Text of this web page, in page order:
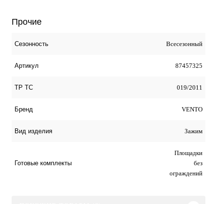
Прочие
Сезонность Всесезонный
Артикул 87457325
ТР ТС 019/2011
Бренд VENTO
Вид изделия Зажим
Готовые комплекты
Площадки
без
ограждений